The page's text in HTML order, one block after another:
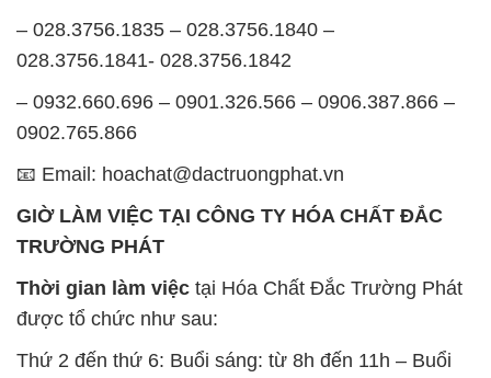
– 028.3756.1835 – 028.3756.1840 –
028.3756.1841- 028.3756.1842
– 0932.660.696 – 0901.326.566 – 0906.387.866 –
0902.765.866
📧 Email: hoachat@dactruongphat.vn
GIỜ LÀM VIỆC TẠI CÔNG TY HÓA CHẤT ĐẮC
TRƯỜNG PHÁT
Thời gian làm việc tại Hóa Chất Đắc Trường Phát
được tổ chức như sau:
Thứ 2 đến thứ 6: Buổi sáng: từ 8h đến 11h – Buổi